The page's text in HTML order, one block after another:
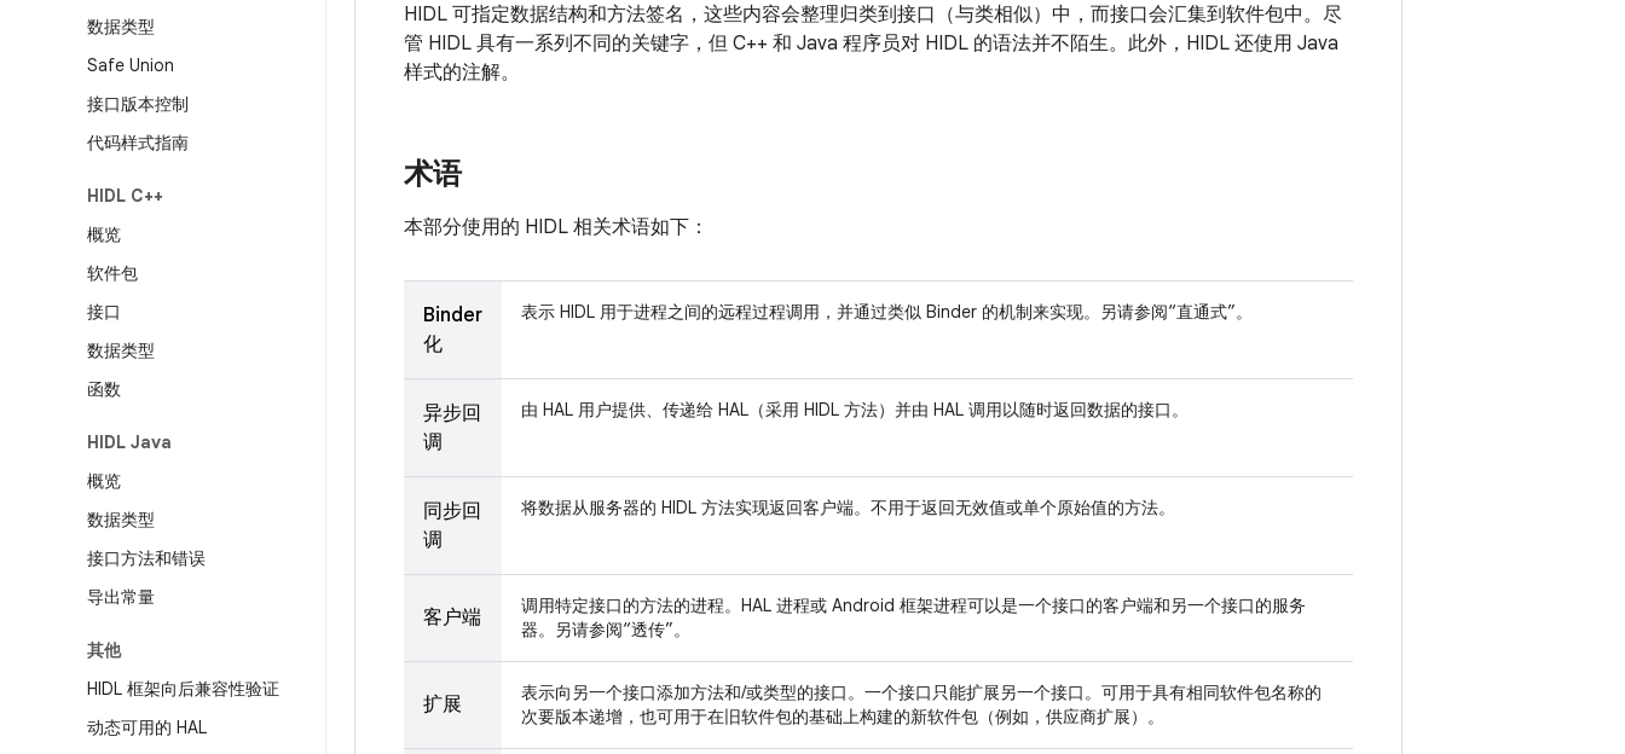
数据类型
Safe Union
接口版本控制
代码样式指南
HIDL C++
概览
软件包
接口
数据类型
函数
HIDL Java
概览
数据类型
接口方法和错误
导出常量
其他
HIDL 框架向后兼容性验证
动态可用的 HAL
HIDL 可指定数据结构和方法签名，这些内容会整理归类到接口（与类相似）中，而接口会汇集到软件包中。尽
管 HIDL 具有一系列不同的关键字，但 C++ 和 Java 程序员对 HIDL 的语法并不陌生。此外，HIDL 还使用 Java
样式的注解。
术语
本部分使用的 HIDL 相关术语如下：
Binder
化
表示 HIDL 用于进程之间的远程过程调用，并通过类似 Binder 的机制来实现。另请参阅“直通式”。
异步回
调
由 HAL 用户提供、传递给 HAL（采用 HIDL 方法）并由 HAL 调用以随时返回数据的接口。
同步回
调
将数据从服务器的 HIDL 方法实现返回客户端。不用于返回无效值或单个原始值的方法。
客户端
调用特定接口的方法的进程。HAL 进程或 Android 框架进程可以是一个接口的客户端和另一个接口的服务
器。另请参阅“透传”。
扩展
表示向另一个接口添加方法和/或类型的接口。一个接口只能扩展另一个接口。可用于具有相同软件包名称的
次要版本递增，也可用于在旧软件包的基础上构建的新软件包（例如，供应商扩展）。